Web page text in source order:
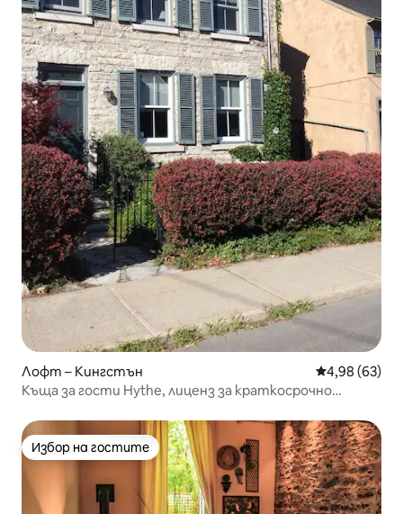
Лофт – Кингстън Средна
4,98 (63)
Къща за гости Hythe, лиценз за краткосрочно
Избор на гостите
Избор на гостите